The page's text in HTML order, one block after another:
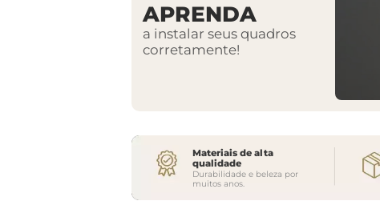
APRENDA
a instalar seus quadros
corretamente!
Materiais de alta
qualidade
Durabilidade e beleza por
muitos anos.